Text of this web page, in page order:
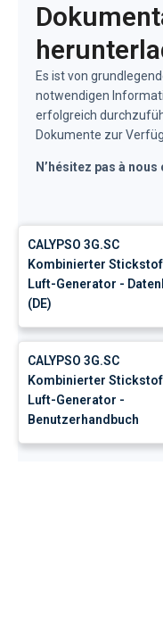
Es ist von
notwendigen
erfolgreich
Dokumente zur
N’hésitez pas à
CALYPSO 3G.SC
Kombinierter
Luft-Generator -
(DE)
CALYPSO 3G.SC
Kombinierter
Luft-Generator -
Benutzerhandbuch